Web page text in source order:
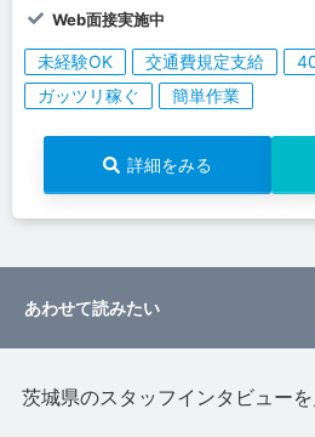
Web面接実施中
未経験OK 交通費規定支給
ガッツリ稼ぐ
簡単作業
詳細をみる
あわせて読みたい
茨城県のスタッフインタビュー